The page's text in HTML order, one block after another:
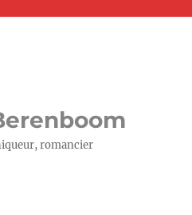
romancier